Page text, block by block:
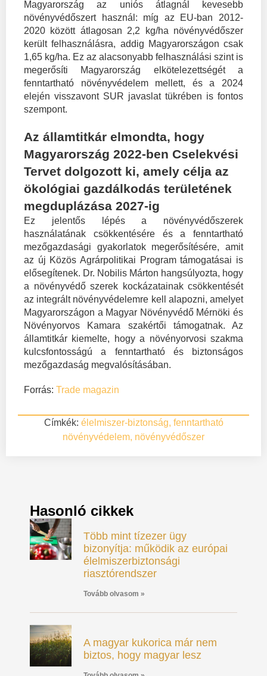
Magyarország az uniós átlagnál kevesebb
növényvédőszert használ: míg az EU-ban 2012-
2020 között átlagosan 2,2 kg/ha növényvédőszer
került felhasználásra, addig Magyarországon csak
1,65 kg/ha. Ez az alacsonyabb felhasználási szint is
megerősíti Magyarország elkötelezettségét a
fenntartható növényvédelem mellett, és a 2024
elején visszavont SUR javaslat tükrében is fontos
szempont.
Az államtitkár elmondta, hogy
Magyarország 2022-ben Cselekvési
Tervet dolgozott ki, amely célja az
ökológiai gazdálkodás területének
megduplázása 2027-ig
Ez jelentős lépés a növényvédőszerek
használatának csökkentésére és a fenntartható
mezőgazdasági gyakorlatok megerősítésére, amit
az új Közös Agrárpolitikai Program támogatásai is
elősegítenek. Dr. Nobilis Márton hangsúlyozta, hogy
a növényvédő szerek kockázatainak csökkentését
az integrált növényvédelemre kell alapozni, amelyet
Magyarországon a Magyar Növényvédő Mérnöki és
Növényorvos Kamara szakértői támogatnak. Az
államtitkár kiemelte, hogy a növényorvosi szakma
kulcsfontosságú a fenntartható és biztonságos
mezőgazdaság megvalósításában.
Forrás: Trade magazin
Címkék: élelmiszer-biztonság, fenntartható
növényvédelem, növényvédőszer
Hasonló cikkek
Több mint tízezer ügy
bizonyítja: működik az európai
élelmiszerbiztonsági
riasztórendszer
Tovább olvasom »
A magyar kukorica már nem
biztos, hogy magyar lesz